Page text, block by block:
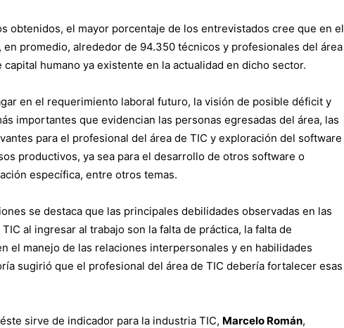
obtenidos, el mayor porcentaje de los entrevistados cree que en el
promedio, alrededor de 94.350 técnicos y profesionales del área
humano ya existente en la actualidad en dicho sector.
en el requerimiento laboral futuro, la visión de posible déficit y
importantes que evidencian las personas egresadas del área, las
para el profesional del área de TIC y exploración del software
productivos, ya sea para el desarrollo de otros software o
específica, entre otros temas.
se destaca que las principales debilidades observadas en las
al ingresar al trabajo son la falta de práctica, la falta de
el manejo de las relaciones interpersonales y en habilidades
sugirió que el profesional del área de TIC debería fortalecer esas
sirve de indicador para la industria TIC, Marcelo Román,